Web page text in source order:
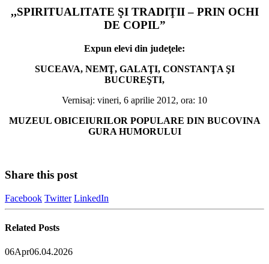
,,SPIRITUALITATE ŞI TRADIŢII – PRIN OCHI
DE COPIL”
Expun elevi din judeţele:
SUCEAVA, NEMŢ, GALAŢI, CONSTANŢA ŞI
BUCUREŞTI,
Vernisaj: vineri, 6 aprilie 2012, ora: 10
MUZEUL OBICEIURILOR POPULARE DIN BUCOVINA
GURA HUMORULUI
Share this post
Facebook Twitter LinkedIn
Related Posts
06Apr06.04.2026